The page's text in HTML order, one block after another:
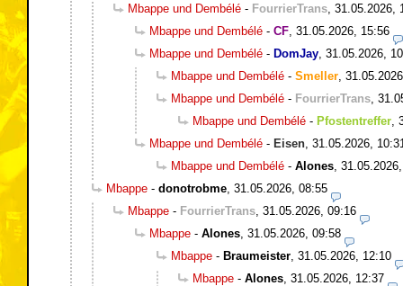
Mbappe und Dembélé - FourrierTrans 31.05.2026,
Mbappe und Dembélé - CF 31.05.2026, 15:56
Mbappe und Dembélé - DomJay 31.05.2026,
Mbappe und Dembélé - Smeller
Mbappe und Dembélé - FourrierTrans
Mbappe und Dembélé - Pfostentreffer
Mbappe und Dembélé - Eisen 31.05.2026,
Mbappe und Dembélé - Alones
Mbappe - donotrobme 31.05.2026, 08:55
Mbappe - FourrierTrans 31.05.2026, 09:16
Mbappe - Alones 31.05.2026, 09:58
Mbappe - Braumeister 31.05.2026, 12:10
Mbappe - Alones 31.05.2026, 12:37